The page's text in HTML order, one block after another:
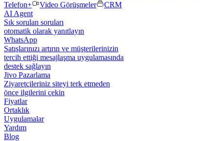
Telefon+
Video Görüşmeler
CRM
AI Agent
Sık sorulan soruları
otomatik olarak yanıtlayın
WhatsApp
Satışlarınızı artırın ve müşterilerinizin
tercih ettiği mesajlaşma uygulamasında
destek sağlayın
Jivo Pazarlama
Ziyaretçileriniz siteyi terk etmeden
önce ilgilerini çekin
Fiyatlar
Ortaklık
Uygulamalar
Yardım
Blog